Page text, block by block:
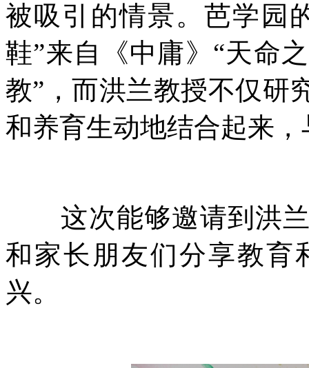
被吸引的情景。芭学园
鞋”来自《中庸》“天命
教”，而洪兰教授不仅研
和养育生动地结合起来
这次能够邀请到洪兰
和家长朋友们分享教育
兴。